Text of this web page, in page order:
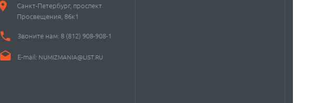
Санкт-Петербург, проспект
Просвещения, 86к1
Звоните нам: 8 (812) 908-908-1
E-mail: NUMIZMANIA@LIST.RU